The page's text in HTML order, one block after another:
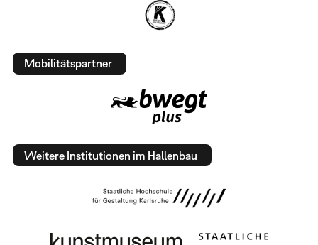
Mobilitätspartner
Weitere Institutionen im Hallenbau